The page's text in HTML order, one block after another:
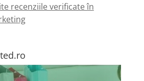
recenziile verificate în